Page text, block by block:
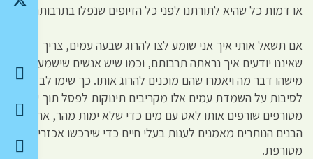
או דמות כל שהיא לתורתנו לפני כל הזיופים שנפלו בתרבותנו.
אם תשאל אותי איך אני שומע לצו להרוג שבעה עמים, צריך לזכור
שאיננו יודעים איך נראתה תרבותם, וכמו שיש אנשים שישמעו על
מישהו דבר מה ויאמרו שהם מוכנים להרוג אותו. כך שימו לב
לסיבות על השמדת עמים אלו מקריבים תינוקות לפסל תוך עינויים
מטורפים שורפים אותו לאט עם מים כדי שלא ימות מהר, את
הבנים הנותרים מאמנים לענות בעלי חיים כדי שירכשו אכזריות
מטורפת.